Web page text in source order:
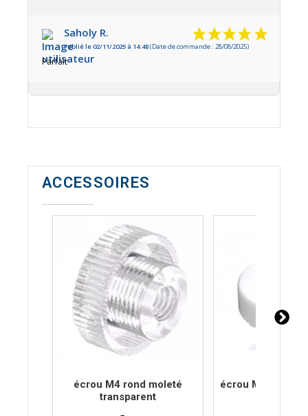
Saholy R.
Publié le 02/11/2025 à 14:48(Date de commande : 28/08/2025)
Parfait
ACCESSOIRES
écrou M4 rond moleté
transparent
écrou M4 rond